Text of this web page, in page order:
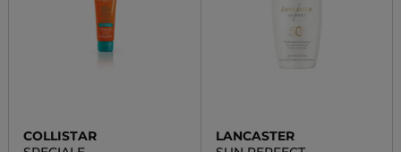
COLLISTAR
LANCASTER